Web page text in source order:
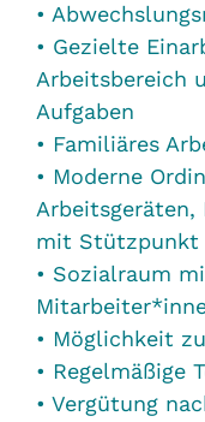
•
• Gezielte
Arbeitsbereich
Aufgaben
• Familiäres
• Moderne
Arbeitsgeräten,
mit Stützpunkt
• Sozialraum
• Möglichkeit
• Regelmäßige
• Vergütung